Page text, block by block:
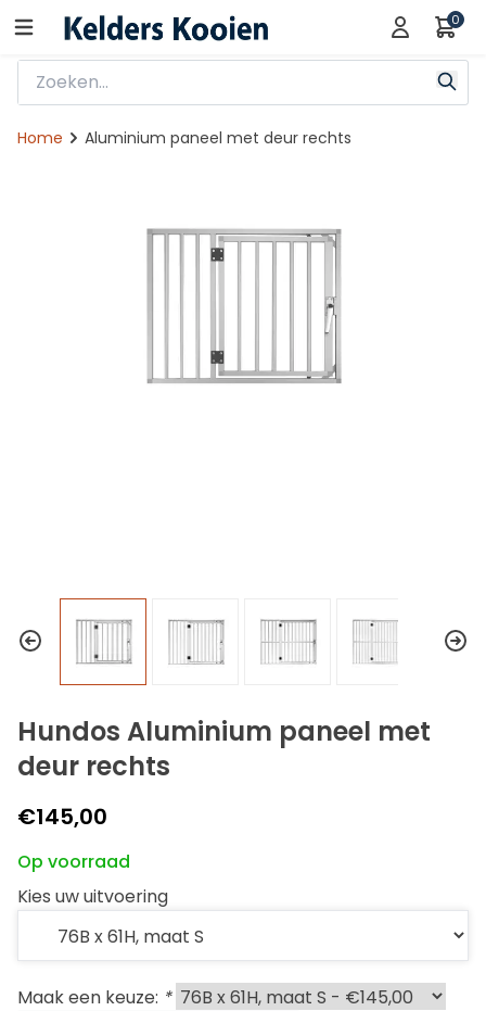
0
Home Aluminium paneel met deur rechts
Hundos Aluminium paneel met
deur rechts
€145,00
Op voorraad
Kies uw uitvoering
Maak een keuze: *